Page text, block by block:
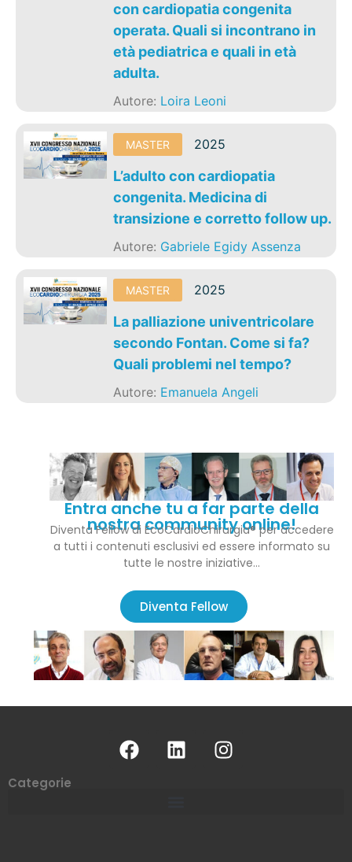
con cardiopatia congenita
operata. Quali si incontrano in
età pediatrica e quali in età
adulta.
Autore: Loira Leoni
MASTER 2025
L’adulto con cardiopatia
congenita. Medicina di
transizione e corretto follow up.
Autore: Gabriele Egidy Assenza
MASTER 2025
La palliazione univentricolare
secondo Fontan. Come si fa?
Quali problemi nel tempo?
Autore: Emanuela Angeli
Entra anche tu a far parte della
nostra community online!
Diventa Fellow di EcoCardioChirurgia® per accedere
a tutti i contenuti esclusivi ed essere informato su
tutte le nostre iniziative…
Diventa Fellow
Categorie